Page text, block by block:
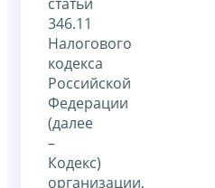
346.11
Налогового
кодекса
Российской
Федерации
(далее
–
Кодекс)
организации,